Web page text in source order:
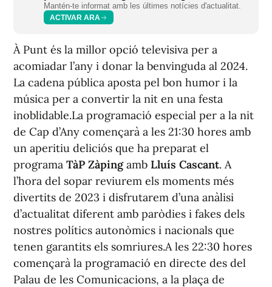
Mantén-te informat amb les últimes notícies d'actualitat.
ACTIVAR ARA
À Punt és la millor opció televisiva per a
acomiadar l’any i donar la benvinguda al 2024.
La cadena pública aposta pel bon humor i la
música per a convertir la nit en una festa
inoblidable.La programació especial per a la nit
de Cap d’Any començarà a les 21:30 hores amb
un aperitiu deliciós que ha preparat el
programa TàP Zàpingamb Lluís Cascant. A
l’hora del sopar reviurem els moments més
divertits de 2023 i disfrutarem d’una anàlisi
d’actualitat diferent amb paròdies i fakes dels
nostres polítics autonòmics i nacionals que
tenen garantits els somriures.A les 22:30 hores
començarà la programació en directe des del
Palau de les Comunicacions, a la plaça de